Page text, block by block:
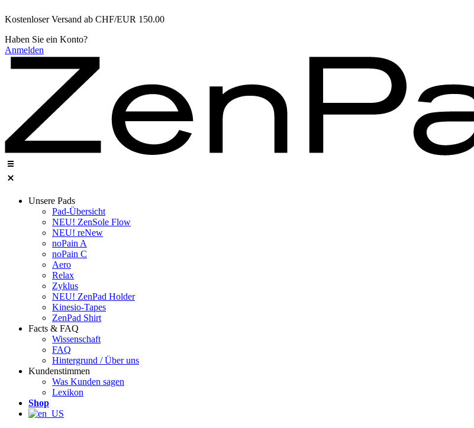
Inhalt
Kostenloser Versand ab CHF/EUR 150.00
Haben Sie ein Konto?
Anmelden
Unsere Pads
Pad-Übersicht
NEU! ZenSole Flow
NEU! reNew
noPain A
noPain C​
Aero
Relax
Zyklus
NEU! ZenPad Holder
Kinesio-Tapes
ZenPad Shirt
Facts & FAQ
Wissenschaft
FAQ
Hintergrund / Über uns
Kundenstimmen
Was Kunden sagen
Lexikon
Shop